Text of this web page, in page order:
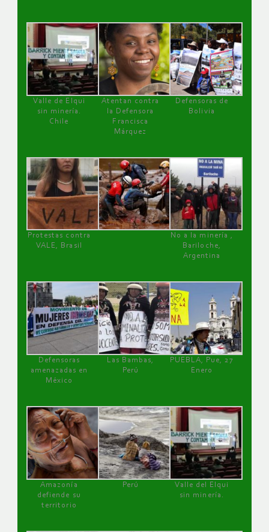
Valle de Elqui
sin minería.
Chile
Atentan contra
la Defensora
Francisca
Márquez
Defensoras de
Bolivia
Protestas contra
VALE, Brasil
No a la minería ,
Bariloche,
Argentina
Defensoras
amenazadas en
México
Las Bambas,
Perú
PUEBLA, Pue, 27
Enero
Amazonía
defiende su
territorio
Perú
Valle del Elqui
sin minería.